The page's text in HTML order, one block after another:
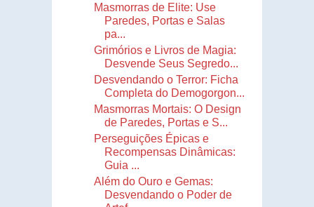
Masmorras de Elite: Use
Paredes, Portas e Salas
pa...
Grimórios e Livros de Magia:
Desvende Seus Segredo...
Desvendando o Terror: Ficha
Completa do Demogorgon...
Masmorras Mortais: O Design
de Paredes, Portas e S...
Perseguições Épicas e
Recompensas Dinâmicas:
Guia ...
Além do Ouro e Gemas:
Desvendando o Poder de